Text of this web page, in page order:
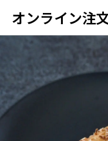
オンライン注